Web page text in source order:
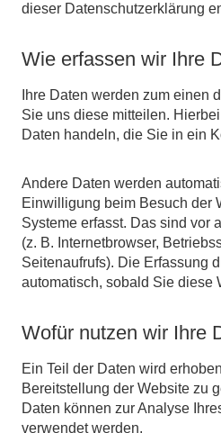
dieser Datenschutzerklärung
Wie erfassen wir Ihre
Ihre Daten werden zum einen
Sie uns diese mitteilen.
Daten handeln, die Sie in ein
Andere Daten werden
Einwilligung beim Besuch der
Systeme erfasst. Das sind vor
(z. B. Internetbrowser,
Seitenaufrufs). Die Erfassung
automatisch, sobald Sie diese
Wofür nutzen wir Ihre
Ein Teil der Daten wird
Bereitstellung der Website zu
Daten können zur Analyse
verwendet werden.